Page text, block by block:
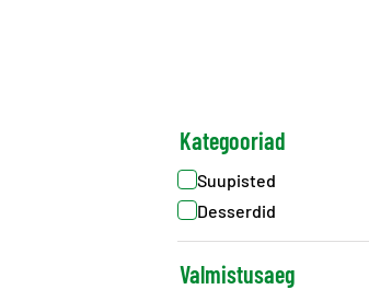
Kategooriad
Suupisted
Desserdid
Valmistusaeg